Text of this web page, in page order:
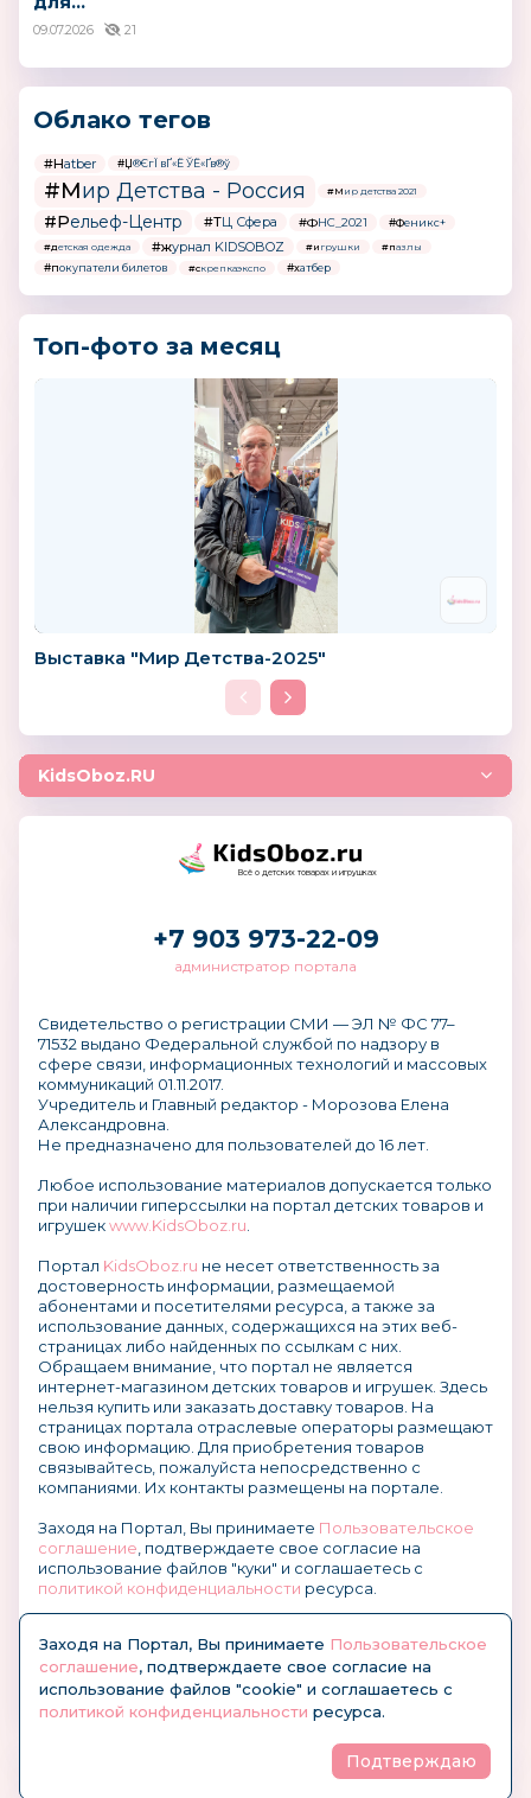
09.07.2026 21
Облако тегов
#Hatber #Џ®ЄгЇ вҐ«Ё ЎЁ«Ґв®ў
#Мир Детства - Россия #Мир детства 2021
#Рельеф-Центр #ТЦ Сфера #ФНС_2021 #Феникс+
#детская одежда #журнал KIDSOBOZ #игрушки #пазлы
#покупатели билетов #скрепкаэкспо #хатбер
Топ-фото за месяц
Выставка "Мир Детства-2025"
KidsOboz.RU
Всё о детских товарах и игрушках
+7 903 973-22-09
администратор портала
Свидетельство о регистрации СМИ — ЭЛ № ФС 77–
71532 выдано Федеральной службой по надзору в
сфере связи, информационных технологий и массовых
коммуникаций 01.11.2017.
Учредитель и Главный редактор - Морозова Елена
Александровна.
Не предназначено для пользователей до 16 лет.
Любое использование материалов допускается только
при наличии гиперссылки на портал детских товаров и
игрушекwww.KidsOboz.ru
Портал KidsOboz.ru не несет ответственность за
достоверность информации, размещаемой
абонентами и посетителями ресурса, а также за
использование данных, содержащихся на этих веб-
страницах либо найденных по ссылкам с них.
Обращаем внимание, что портал не является
интернет-магазином детских товаров и игрушек. Здесь
нельзя купить или заказать доставку товаров. На
страницах портала отраслевые операторы размещают
свою информацию. Для приобретения товаров
связывайтесь, пожалуйста непосредственно с
компаниями. Их контакты размещены на портале.
Заходя на Портал, Вы принимаете Пользовательское
соглашение , подтверждаете свое согласие на
использование файлов "куки" и соглашаетесь с
политикой конфиденциальности ресурса.
© KidsOboz.RU 2004-2026
Заходя на Портал, Вы принимаете Пользовательское
соглашение, подтверждаете свое согласие на
использование файлов "cookie" и соглашаетесь с
политикой конфиденциальности ресурса.
Подтверждаю